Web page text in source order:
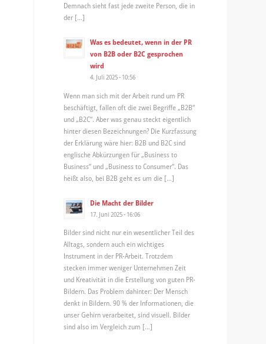
Demnach sieht fast jede zweite Person, die in
der […]
Was es bedeutet, wenn in der PR
von B2B oder B2C gesprochen
wird
4. Juli 2025 - 10:56
Wenn man sich mit der Arbeit rund um PR
beschäftigt, fallen oft die zwei Begriffe „B2B“
und „B2C“. Aber was genau steckt eigentlich
hinter diesen Bezeichnungen? Die Kurzfassung
der Erklärung wäre hier: B2B und B2C sind
englische Abkürzungen für „Business to
Business“ und „Business to Consumer“. Das
heißt also, bei B2B geht es um die […]
Die Macht der Bilder
17. Juni 2025 - 16:06
Bilder sind nicht nur ein wesentlicher Teil des
Alltags, sondern auch ein wichtiges
Instrument in der PR-Arbeit. Trotzdem
stecken immer weniger Unternehmen Zeit
und Kreativität in die Erstellung von guten PR-
Bildern. Das Problem dahinter: Der Mensch
denkt in Bildern. 90 % der Informationen, die
unser Gehirn verarbeitet, sind visuell. Bilder
sind also im Vergleich zum […]